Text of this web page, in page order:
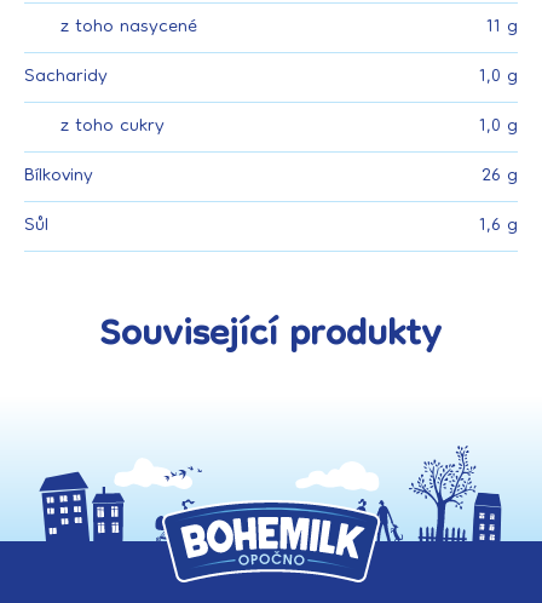
z toho nasycené
11 g
Sacharidy
1,0 g
z toho cukry
1,0 g
Bílkoviny
26 g
Sůl
1,6 g
Související produkty